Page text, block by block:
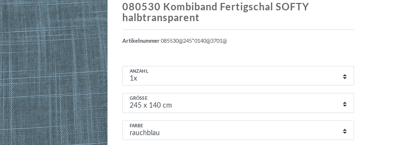
080530 Kombiband Fertigschal SOFTY
halbtransparent
Artikelnummer085530@245*0140@3701@
ANZAHL
GRÖSSE
FARBE